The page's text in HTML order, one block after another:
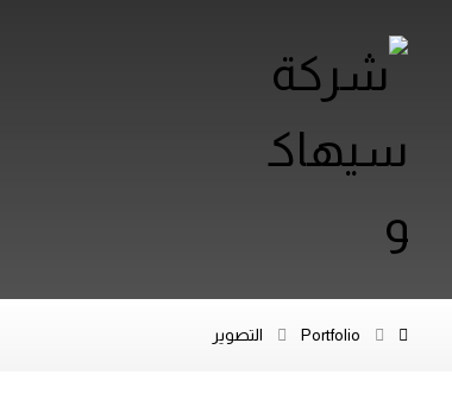
Portfolio التصوير